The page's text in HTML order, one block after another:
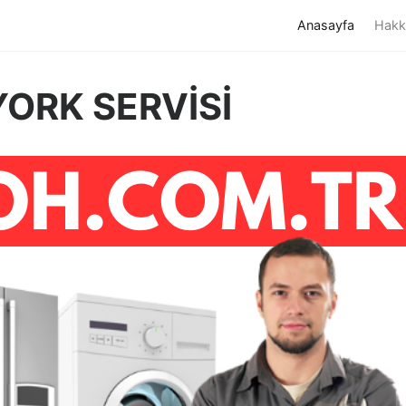
Anasayfa (current)
SERVİSİ